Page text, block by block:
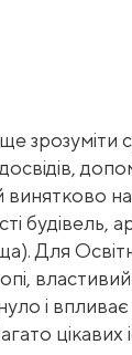
зрозуміти
будівель,
Для
і